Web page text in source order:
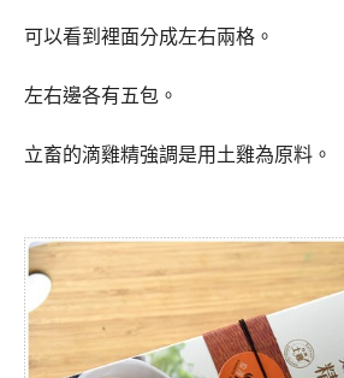
可以看到裡面分成左右兩格。
左右邊各有五包。
立畜的滴雞精強調是用土雞為原料。